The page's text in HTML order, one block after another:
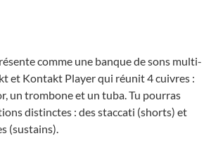
comme une banque de sons multi-
et Kontakt Player qui réunit 4 cuivres :
un trom­bone et un tuba. Tu pourras
distinctes : des stac­ca­ti (shorts) et
(sustains).